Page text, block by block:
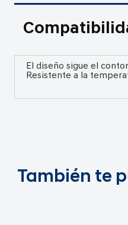
El diseño sigue el
Resistente a la
También te